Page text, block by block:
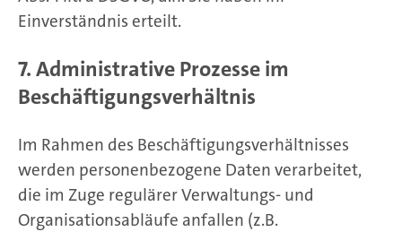
Einverständnis erteilt.
7. Administrative Prozesse im
Beschäftigungsverhältnis
Im Rahmen des Beschäftigungsverhältnisses
werden personenbezogene Daten verarbeitet,
die im Zuge regulärer Verwaltungs- und
Organisationsabläufe anfallen (z.B.